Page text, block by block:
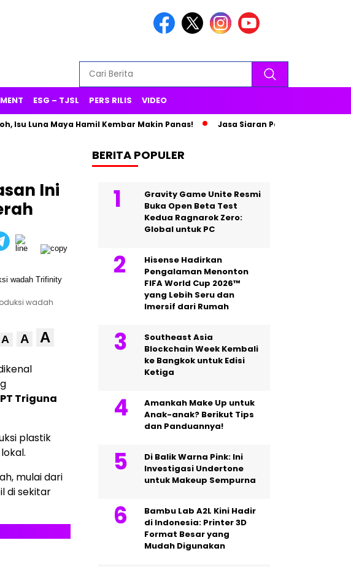
ESG – TJSL PERS RILIS VIDEO
Luna Maya Hamil Kembar Makin Panas! Jasa Siaran Pers Persriliscom
Ini
wadah
A A A
PT Triguna
plastik
mulai dari
di sekitar
BERITA POPULER
Gravity Game Unite Resmi
Buka Open Beta Test
Kedua Ragnarok Zero:
Global untuk PC
Hisense Hadirkan
Pengalaman Menonton
FIFA World Cup 2026™
yang Lebih Seru dan
Imersif dari Rumah
Southeast Asia
Blockchain Week Kembali
ke Bangkok untuk Edisi
Ketiga
Amankah Make Up untuk
Anak-anak? Berikut Tips
dan Panduannya!
Di Balik Warna Pink: Ini
Investigasi Undertone
untuk Makeup Sempurna
Bambu Lab A2L Kini Hadir
di Indonesia: Printer 3D
Format Besar yang
Mudah Digunakan